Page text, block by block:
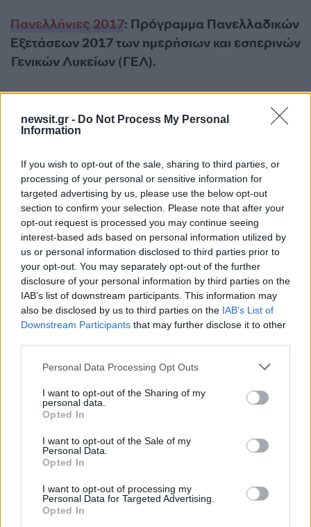
newsit.gr - Do Not Process My Personal
Information
If you wish to opt-out of the sale, sharing to third parties, or
processing of your personal or sensitive information for
targeted advertising by us, please use the below opt-out
section to confirm your selection. Please note that after your
opt-out request is processed you may continue seeing
interest-based ads based on personal information utilized by
us or personal information disclosed to third parties prior to
your opt-out. You may separately opt-out of the further
disclosure of your personal information by third parties on the
IAB’s list of downstream participants. This information may
also be disclosed by us to third parties on the IAB’s List of
Downstream Participants that may further disclose it to other
Please note that this website/app uses one or more Google
not limited to your visit or usage behaviour. You may click to
grant or deny consent to Google and its third-party tags to
use your data for below specified purposes in below Google
consent section.
Personal Data Processing Opt Outs
I want to opt-out of the Sharing of my
personal data.
Opted In
I want to opt-out of the Sale of my
Personal Data.
Opted In
I want to opt-out of processing my
Personal Data for Targeted Advertising.
Opted In
Πανελλήνιες 2017: Πρόγραμμα Πανελλαδικών
Εξετάσεων 2017 των ημερήσιων και εσπερινών
Γενικών Λυκείων (ΓΕΛ).
ΣΤΟΙΧΕΙΑ ΣΤΑΤΙΣΤΙΚΗΣ (ΓΕΝΙΚΗΣ
ΠΑΙΔΕΙΑΣ)
ΔΕΥΤΕΡΑ 19-6-2017:
ΙΣΤΟΡΙΑ (ΓΕΝΙΚΗΣ
ΠΑΙΔΕΙΑΣ).
Διαβάστε εδώ όλες τις ειδήσεις για
τις Πανελλήνιες 2017.
ΔΙΑΦΗΜΙΣΗ